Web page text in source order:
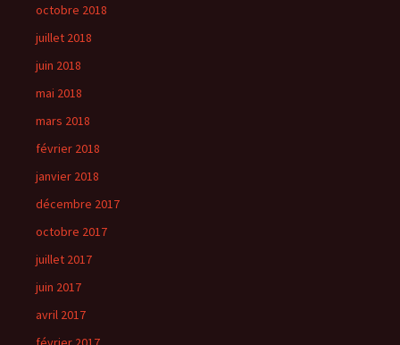
octobre 2018
juillet 2018
juin 2018
mai 2018
mars 2018
février 2018
janvier 2018
décembre 2017
octobre 2017
juillet 2017
juin 2017
avril 2017